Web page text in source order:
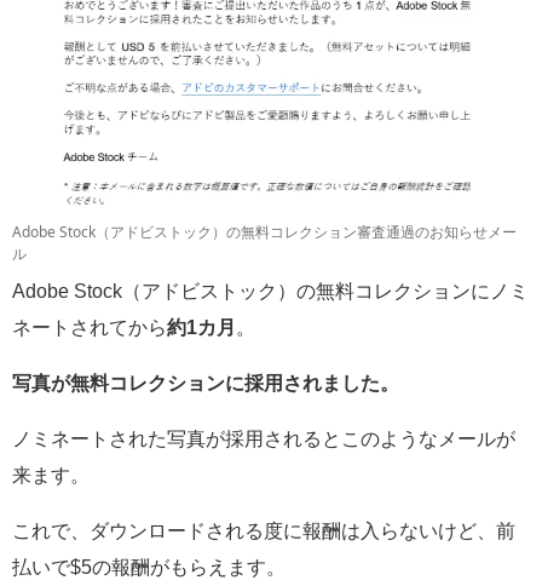
Adobe Stock（アドビストック）の無料コレクション審査通過のお知らせメー
ル
Adobe Stock（アドビストック）の無料コレクションにノミ
ネートされてから約1カ月 。
写真が無料コレクションに採用されました。
ノミネートされた写真が採用されるとこのようなメールが
来ます。
これで、ダウンロードされる度に報酬は入らないけど、前
払いで$5の報酬がもらえます。